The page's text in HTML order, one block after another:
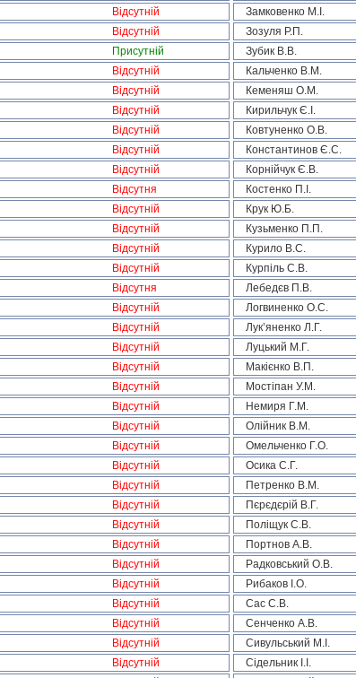
Відсутній Замковенко М.І.
Відсутній Зозуля Р.П.
Присутній Зубик В.В.
Відсутній Кальченко В.М.
Відсутній Кеменяш О.М.
Відсутній Кирильчук Є.І.
Відсутній Ковтуненко О.В.
Відсутній Константинов Є.С.
Відсутній Корнійчук Є.В.
Відсутня Костенко П.І.
Відсутній Крук Ю.Б.
Відсутній Кузьменко П.П.
Відсутній Курило В.С.
Відсутній Курпіль С.В.
Відсутня Лебедєв П.В.
Відсутній Логвиненко О.С.
Відсутній Лук’яненко Л.Г.
Відсутній Луцький М.Г.
Відсутній Макієнко В.П.
Відсутній Мостіпан У.М.
Відсутній Немиря Г.М.
Відсутній Олійник В.М.
Відсутній Омельченко Г.О.
Відсутній Осика С.Г.
Відсутній Петренко В.М.
Відсутній Пєрєдєрій В.Г.
Відсутній Поліщук С.В.
Відсутній Портнов А.В.
Відсутній Радковський О.В.
Відсутній Рибаков І.О.
Відсутній Сас С.В.
Відсутній Сенченко А.В.
Відсутній Сивульський М.І.
Відсутній Сідельник І.І.